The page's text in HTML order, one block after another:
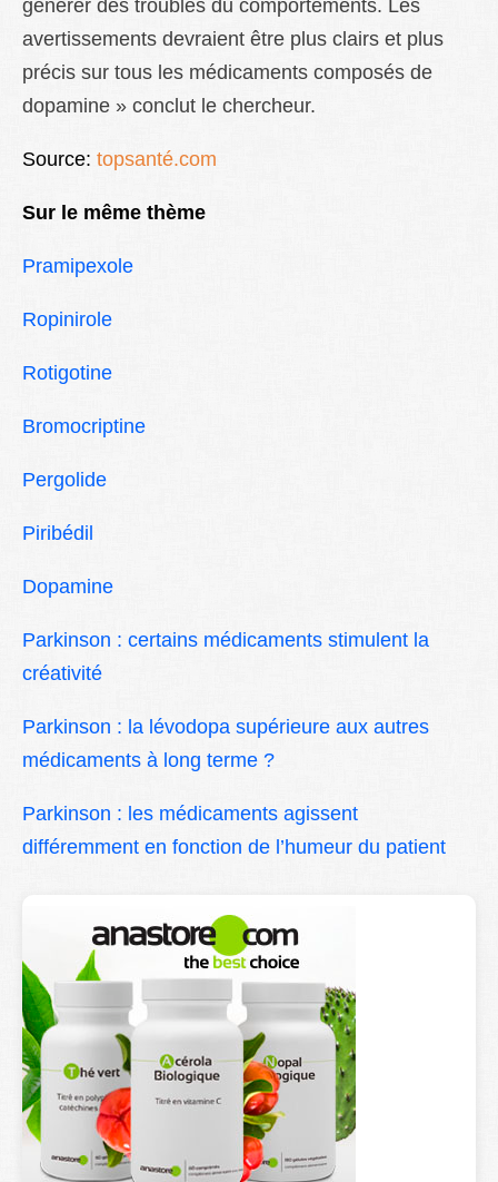
générer des troubles du comportements. Les
avertissements devraient être plus clairs et plus
précis sur tous les médicaments composés de
dopamine » conclut le chercheur.
Source: topsanté.com
Sur le même thème
Pramipexole
Ropinirole
Rotigotine
Bromocriptine
Pergolide
Piribédil
Dopamine
Parkinson : certains médicaments stimulent la
créativité
Parkinson : la lévodopa supérieure aux autres
médicaments à long terme ?
Parkinson : les médicaments agissent
différemment en fonction de l’humeur du patient